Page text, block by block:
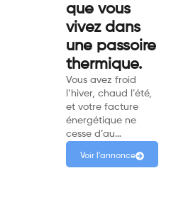
que vous
vivez dans
une passoire
thermique.
Vous avez froid
l’hiver, chaud l’été,
et votre facture
énergétique ne
cesse d’au…
Voir l'annonce